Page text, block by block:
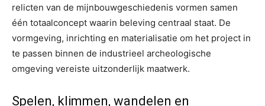
relicten van de mijnbouwgeschiedenis vormen samen
één totaalconcept waarin beleving centraal staat. De
vormgeving, inrichting en materialisatie om het project in
te passen binnen de industrieel archeologische
omgeving vereiste uitzonderlijk maatwerk.
Spelen, klimmen, wandelen en